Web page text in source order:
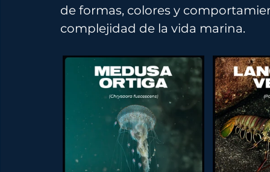
de formas, colores y
complejidad de la vida marina.